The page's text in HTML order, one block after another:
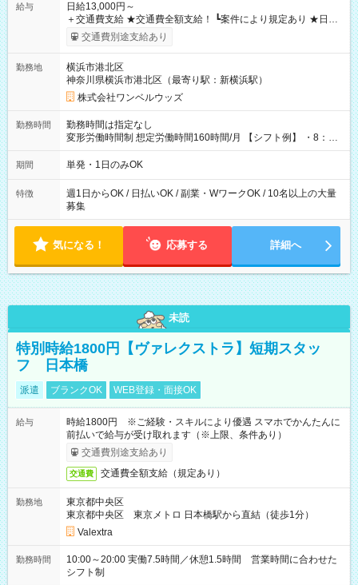
給与
日給13,000円～
＋交通費支給 ★交通費全額支給！ ┗案件により規定あり ★日払
いOK！（規定あり） ┗働いたその日に現金GET♪ お仕事後はコ
ンビニATMから 日払い分を引き落とせます！ 【試用期間】試
交通費別途支給あり
勤務地
横浜市港北区
神奈川県横浜市港北区（最寄り駅：新横浜駅）
株式会社ワンベルウッズ
勤務時間
勤務時間は指定なし
変形労働時間制 想定労働時間160時間/月 【シフト例】 ・8：00
～21：00
期間 単発・1日のみOK
特徴
週1日からOK / 日払いOK / 副業・WワークOK / 10名以上の大量
募集
気になる！ 応募する 詳細へ
未読
特別時給1800円【ヴァレクストラ】短期スタッ
フ 日本橋
派遣 ブランクOK WEB登録・面接OK
給与
時給1800円 ※ご経験・スキルにより優遇 スマホでかんたんに
前払いで給与が受け取れます（※上限、条件あり）
交通費別途支給あり
交通費 交通費全額支給（規定あり）
勤務地
東京都中央区
東京都中央区 東京メトロ 日本橋駅から直結（徒歩1分）
Valextra
勤務時間
10:00～20:00 実働7.5時間／休憩1.5時間 営業時間に合わせた
シフト制